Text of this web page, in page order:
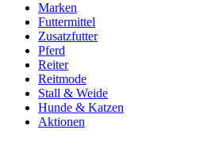
Marken
Futtermittel
Zusatzfutter
Pferd
Reiter
Reitmode
Stall & Weide
Hunde & Katzen
Aktionen